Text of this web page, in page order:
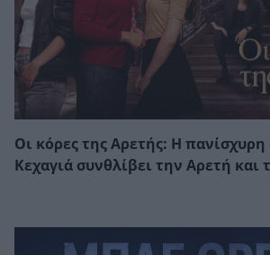
Οι κόρες της Αρετής: Η πανίσχυρη
Κεχαγιά συνθλίβει την Αρετή και